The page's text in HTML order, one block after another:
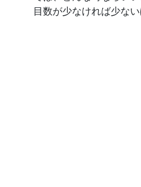
目数が少なければ少な